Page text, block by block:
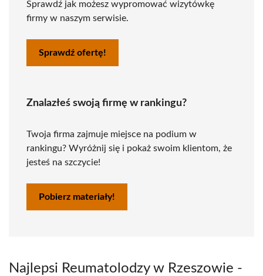
Sprawdź jak możesz wypromować wizytówkę
firmy w naszym serwisie.
Sprawdź ofertę!
Znalazłeś swoją firmę w rankingu?
Twoja firma zajmuje miejsce na podium w
rankingu? Wyróżnij się i pokaż swoim klientom, że
jesteś na szczycie!
Pobierz materiały!
Najlepsi Reumatolodzy w Rzeszowie -